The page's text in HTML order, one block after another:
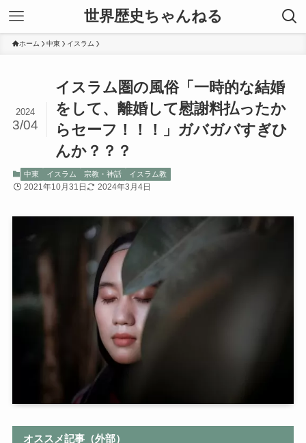
世界歴史ちゃんねる
ホーム 中東 イスラム
イスラム圏の風俗「一時的な結婚
をして、離婚して慰謝料払ったか
らセーフ！！！」ガバガバすぎひ
んか？？？
2024
3/04
中東 イスラム 宗教・神話 イスラム教
2021年10月31日 2024年3月4日
オススメ記事（外部）